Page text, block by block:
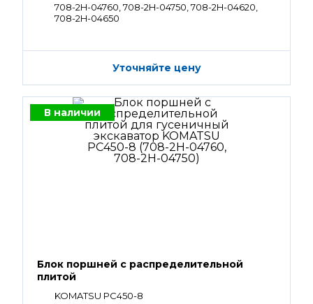
708-2H-04760, 708-2H-04750, 708-2H-04620,
708-2H-04650
Уточняйте цену
В наличии
Блок поршней c распределительной
плитой
KOMATSU PC450-8